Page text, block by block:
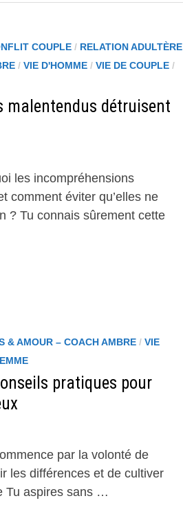
COUPLE/ RELATION ADULTÈRE
/ VIE D'HOMME/ VIE DE COUPLE/
malentendus détruisent
les incompréhensions
comment éviter qu’elles ne
? Tu connais sûrement cette
& AMOUR – COACH AMBRE/ VIE
pratiques pour
par la volonté de
les différences et de cultiver
Tu aspires sans …